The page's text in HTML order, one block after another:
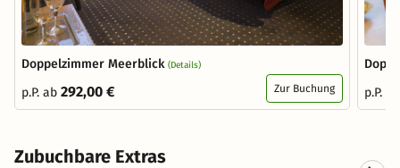
Doppelzimmer Meerblick (Details)
p.P. ab 292,00 € Zur Buchung
p.P.
Zubuchbare Extras